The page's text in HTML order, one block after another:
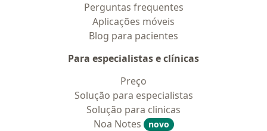
Perguntas frequentes
Aplicações móveis
Blog para pacientes
Para especialistas e clínicas
Preço
Solução para especialistas
Solução para clinicas
Noa Notes
novo